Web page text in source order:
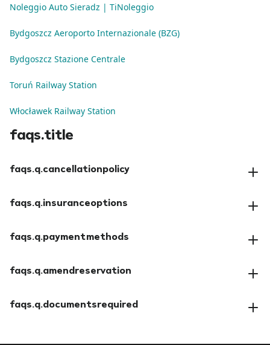
Noleggio Auto Sieradz | TiNoleggio
Bydgoszcz Aeroporto Internazionale (BZG)
Bydgoszcz Stazione Centrale
Toruń Railway Station
Włocławek Railway Station
faqs.title
faqs.q.cancellationpolicy
faqs.q.insuranceoptions
faqs.q.paymentmethods
faqs.q.amendreservation
faqs.q.documentsrequired